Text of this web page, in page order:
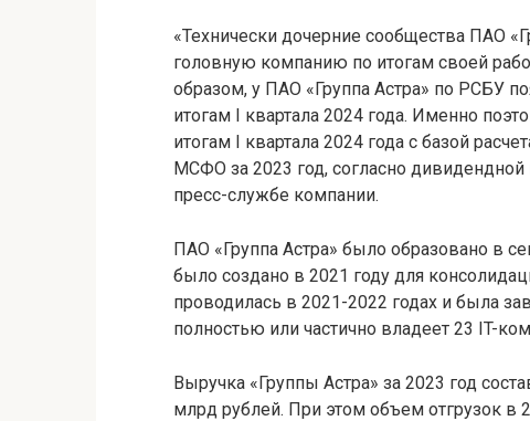
«Технически дочерние сообщества ПАО
головную компанию по итогам своей
образом, у ПАО «Группа Астра» по РСБУ
итогам I квартала 2024 года. Именно
итогам I квартала 2024 года с базой
МСФО за 2023 год, согласно
пресс-службе компании.
ПАО «Группа Астра» было образовано в
было создано в 2021 году для
проводилась в 2021-2022 годах и была
полностью или частично владеет 23 IT-
Выручка «Группы Астра» за 2023 год
млрд рублей. При этом объем отгрузок в